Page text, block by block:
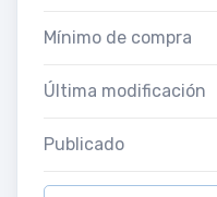
Mínimo de compra
Última modificación
Publicado